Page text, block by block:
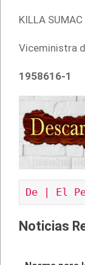
KILLA
Viceministra
1958616-1
De | El
Noticias